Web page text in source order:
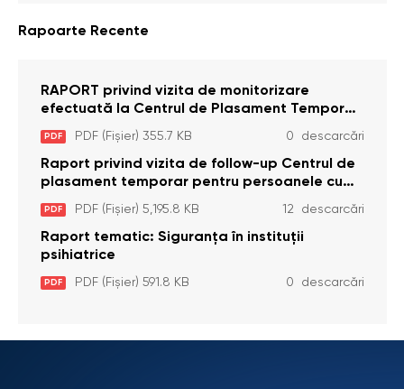
Rapoarte Recente
RAPORT privind vizita de monitorizare
efectuată la Centrul de Plasament Temporar
pentru Persoane cu Dizabilități (Adulte) din s.
Brînzeni, r. Edineț, din data de 25 mai 2026
PDF PDF (Fișier) 355.7 KB 0 descarcări
Raport privind vizita de follow-up Centrul de
plasament temporar pentru persoanele cu
dizabilități (adulte) Bădiceni, Soroca (11 iunie
2026)
PDF PDF (Fișier) 5,195.8 KB 12 descarcări
Raport tematic: Siguranța în instituții
psihiatrice
PDF PDF (Fișier) 591.8 KB 0 descarcări